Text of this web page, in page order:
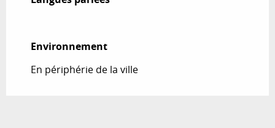
Environnement
Environnement
En périphérie de la ville